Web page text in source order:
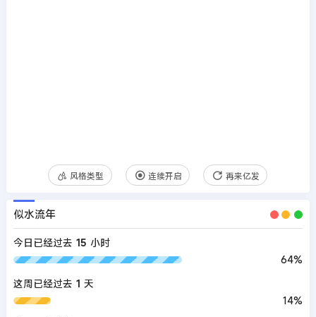
风格类型 连续开启 再来亿发
似水流年
今日已经过去 15 小时
64%
这周已经过去 1 天
14%